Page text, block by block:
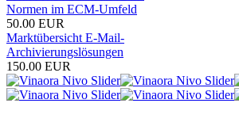
Normen im ECM-Umfeld
50.00 EUR
Marktübersicht E-Mail-
Archivierungslösungen
150.00 EUR